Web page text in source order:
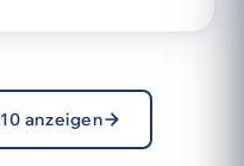
anzeigen